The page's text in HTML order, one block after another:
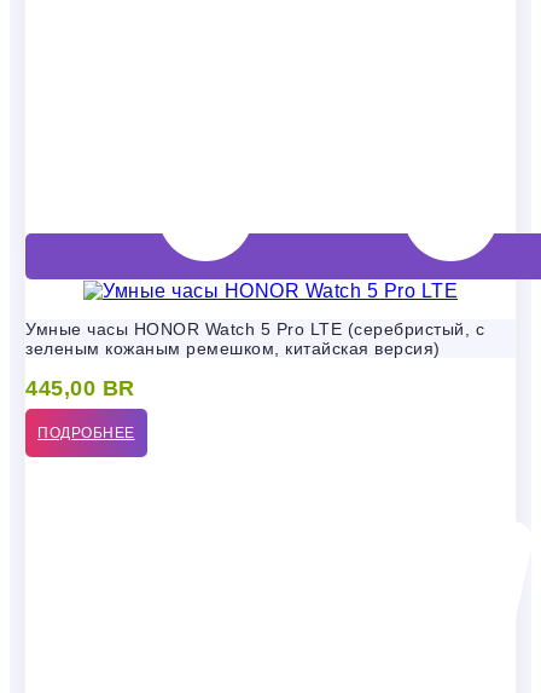
Умные часы HONOR Watch 5 Pro LTE (серебристый, с
зеленым кожаным ремешком, китайская версия)
445,00 BR
ПОДРОБНЕЕ